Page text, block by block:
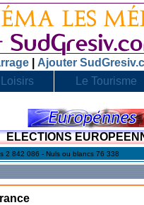
| Ajouter
Le Tourisme
ELECTIONS
2 842 086 - Nuls ou blancs 76 338